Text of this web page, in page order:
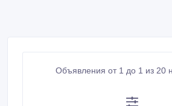
Объявления от 1 до 1 из 20